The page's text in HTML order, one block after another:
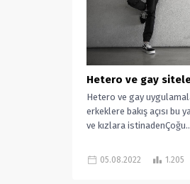
Hetero ve gay
Hetero ve gay
erkeklere bakış açısı bu
ve kızlara
05.08.2022 1.205